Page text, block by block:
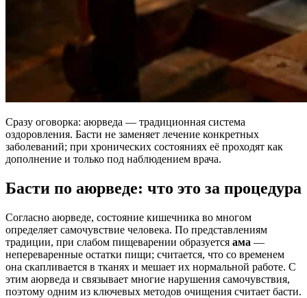
Сразу оговорка: аюрведа — традиционная система
оздоровления. Басти не заменяет лечение конкретных
заболеваний; при хронических состояниях её проходят как
дополнение и только под наблюдением врача.
Басти по аюрведе: что это за процедура
Согласно аюрведе, состояние кишечника во многом
определяет самочувствие человека. По представлениям
традиции, при слабом пищеварении образуется ама —
непереваренные остатки пищи; считается, что со временем
она скапливается в тканях и мешает их нормальной работе. С
этим аюрведа и связывает многие нарушения самочувствия,
поэтому одним из ключевых методов очищения считает басти.